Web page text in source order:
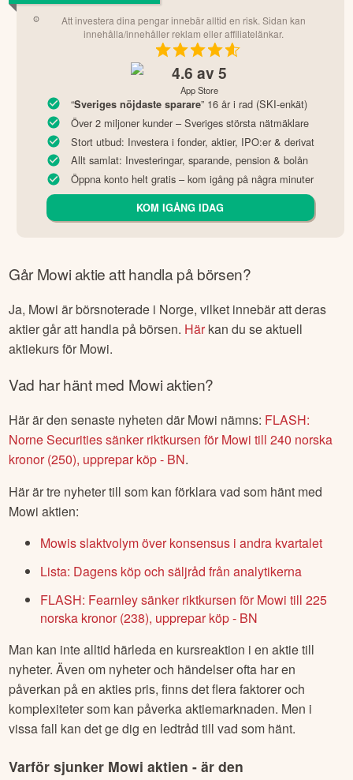
Att investera dina pengar innebär alltid en risk. Sidan kan
innehålla/innehåller reklam eller affiliatelänkar.
4.6 av 5
App Store
“Sveriges nöjdaste sparare” 16 år i rad (SKI-enkät)
Över 2 miljoner kunder – Sveriges största nätmäklare
Stort utbud: Investera i fonder, aktier, IPO:er & derivat
Allt samlat: Investeringar, sparande, pension & bolån
Öppna konto helt gratis – kom igång på några minuter
KOM IGÅNG IDAG
GårMowiaktie att handla på börsen?
Ja, Mowi är börsnoterade i Norge, vilket innebär att deras
aktier går att handla på börsen. Härkan du se aktuell
aktiekurs för Mowi.
Vad har hänt med Mowiaktien?
Här är den senaste nyheten där Mowi nämns: FLASH:
Norne Securities sänker riktkursen för Mowi till 240 norska
kronor (250), upprepar köp - BN.
Här är tre nyheter till som kan förklara vad som hänt med
Mowi aktien:
Mowis slaktvolym över konsensus i andra kvartalet
Lista: Dagens köp och säljråd från analytikerna
FLASH: Fearnley sänker riktkursen för Mowi till 225
norska kronor (238), upprepar köp - BN
Man kan inte alltid härleda en kursreaktion i en aktie till
nyheter. Även om nyheter och händelser ofta har en
påverkan på en akties pris, finns det flera faktorer och
komplexiteter som kan påverka aktiemarknaden. Men i
vissa fall kan det ge dig en ledtråd till vad som hänt.
Varför sjunker Mowi aktien - är den